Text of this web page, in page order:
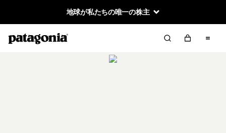
地球が私たちの唯一の株主